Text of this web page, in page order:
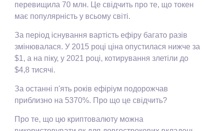
перевищила 70 млн. Це свідчить про те, що токен
має популярність у всьому світі.
За період існування вартість ефіру багато разів
змінювалася. У 2015 році ціна опустилася нижче за
$1, а на піку, у 2021 році, котирування злетіли до
$4,8 тисячі.
За останні п'ять років ефіріум подорожчав
приблизно на 5370%. Про що це свідчить?
Про те, що цю криптовалюту можна